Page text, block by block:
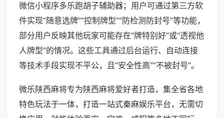
微信小程序多乐跑胡子辅助器；用户可通过第三方软
件实现“随意选牌”“控制牌型”“防检测防封号”等功能，
部分用户反映其他玩家可能存在“牌特别好”或“透视他
人牌型”的情况。这些工具通过后台运行、自动连接
等技术手段实现不平公，且“安全性高”“不被封号”。
微乐陕西麻将专为陕西麻将爱好者打造，集全省各地
特色玩法于一体，打造一站式秦麻娱乐平台，无需切